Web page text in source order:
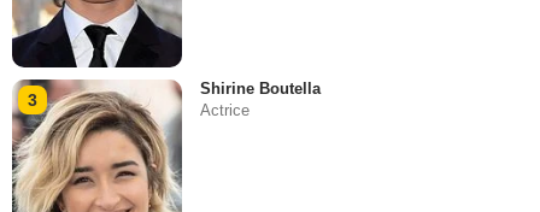
3
Shirine Boutella
Actrice